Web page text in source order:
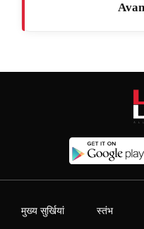
मुख्य सुर्खियां स्तंभ